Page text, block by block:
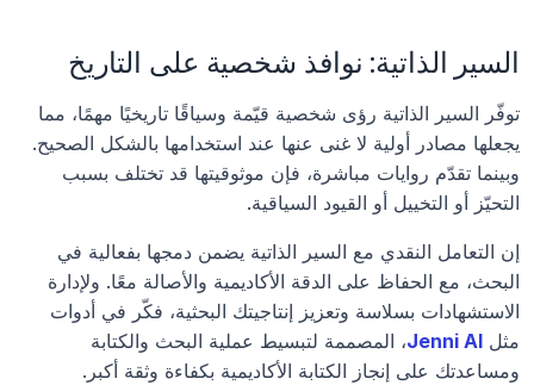
السير الذاتية: نوافذ شخصية على التاريخ
التحيّز أو التخييل أو القيود السياقية.
مثل Jenni AI
ومساعدتك على إنجاز الكتابة الأكاديمية بكفاءة وثقة أكبر.